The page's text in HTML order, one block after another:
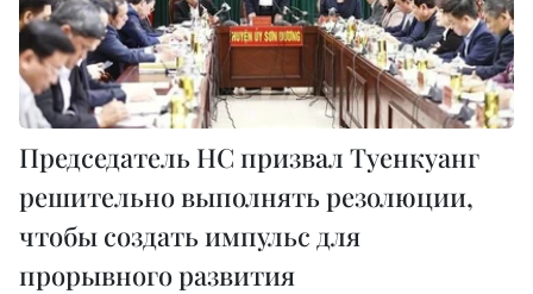
Председатель НС призвал Туенкуанг
решительно выполнять резолюции,
чтобы создать импульс для
прорывного развития